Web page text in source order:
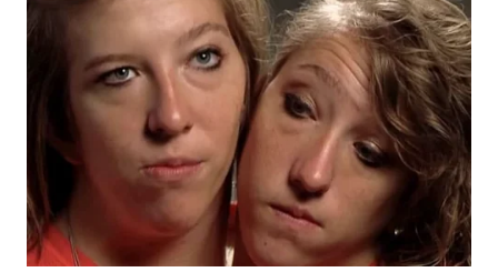
WN
WN
TAPANULI
SELATAN
WN
TANJUNG
LESUNG